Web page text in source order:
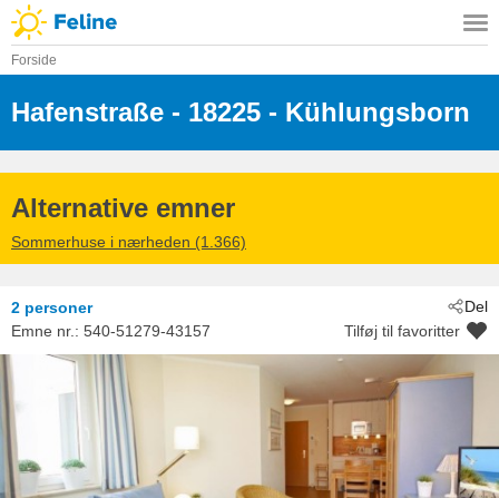
Forside
Hafenstraße - 18225 - Kühlungsborn
Alternative emner
Sommerhuse i nærheden (1.366)
Del
2 personer
Emne nr.: 540-51279-43157 Tilføj til favoritter